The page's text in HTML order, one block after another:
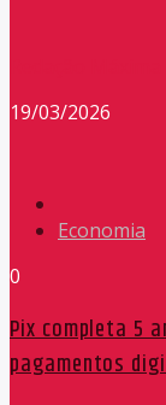
19/03/2026
Economia
0
Pix completa 5
pagamentos